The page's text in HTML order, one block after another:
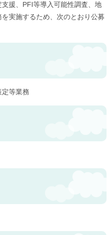
援、PFI等導入可能性調査、地
実施するため、次のとおり公募
等業務